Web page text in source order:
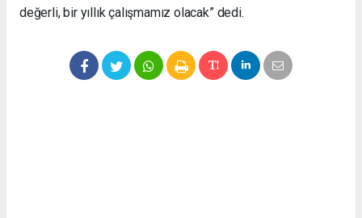
değerli, bir yıllık çalışmamız olacak” dedi.